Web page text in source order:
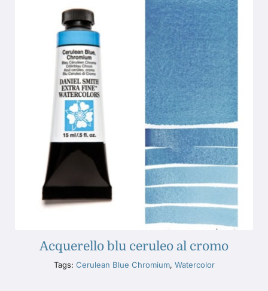
Acquerello blu ceruleo al cromo
Tags: Cerulean Blue Chromium, Watercolor